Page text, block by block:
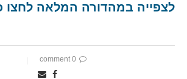
לצפייה במהדורה המלאה לחצו
0 comment